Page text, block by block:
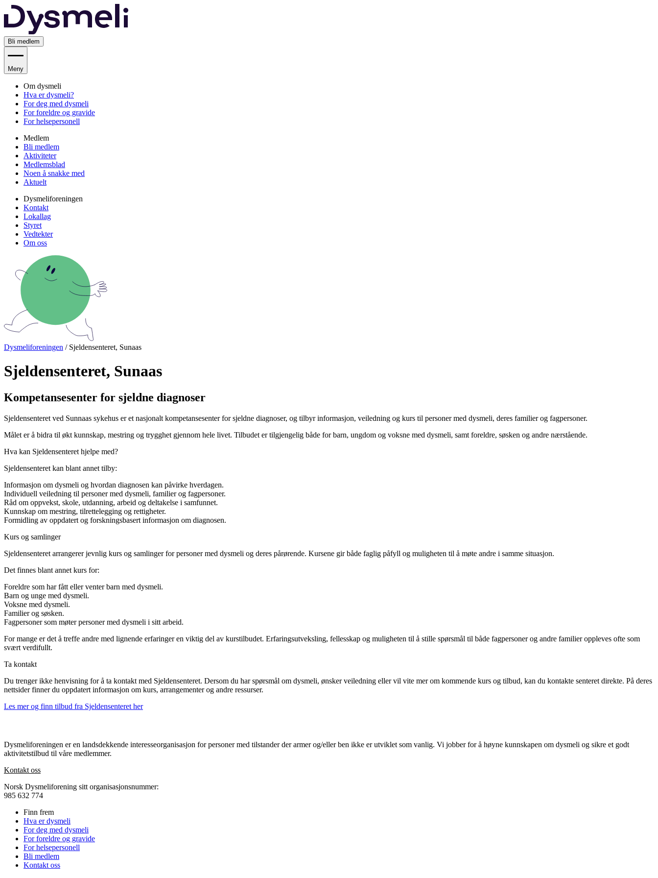
Bli medlem
Meny
Om dysmeli
Hva er dysmeli?
For deg med dysmeli
For foreldre og gravide
For helsepersonell
Medlem
Bli medlem
Aktiviteter
Medlemsblad
Noen å snakke med
Aktuelt
Dysmeliforeningen
Kontakt
Lokallag
Styret
Vedtekter
Om oss
Dysmeliforeningen / Sjeldensenteret, Sunaas
Sjeldensenteret, Sunaas
Kompetansesenter for sjeldne diagnoser
Sjeldensenteret ved Sunnaas sykehus er et nasjonalt kompetansesenter for sjeldne diagnoser, og tilbyr informasjon, veiledning og kurs til personer med dysmeli, deres familier og fagpersoner.
Målet er å bidra til økt kunnskap, mestring og trygghet gjennom hele livet. Tilbudet er tilgjengelig både for barn, ungdom og voksne med dysmeli, samt foreldre, søsken og andre nærstående.
Hva kan Sjeldensenteret hjelpe med?
Sjeldensenteret kan blant annet tilby:
Informasjon om dysmeli og hvordan diagnosen kan påvirke hverdagen.
Individuell veiledning til personer med dysmeli, familier og fagpersoner.
Råd om oppvekst, skole, utdanning, arbeid og deltakelse i samfunnet.
Kunnskap om mestring, tilrettelegging og rettigheter.
Formidling av oppdatert og forskningsbasert informasjon om diagnosen.
Kurs og samlinger
Sjeldensenteret arrangerer jevnlig kurs og samlinger for personer med dysmeli og deres pårørende. Kursene gir både faglig påfyll og muligheten til å møte andre i samme situasjon.
Det finnes blant annet kurs for:
Foreldre som har fått eller venter barn med dysmeli.
Barn og unge med dysmeli.
Voksne med dysmeli.
Familier og søsken.
Fagpersoner som møter personer med dysmeli i sitt arbeid.
For mange er det å treffe andre med lignende erfaringer en viktig del av kurstilbudet. Erfaringsutveksling, fellesskap og muligheten til å stille spørsmål til både fagpersoner og andre familier oppleves ofte som
svært verdifullt.
Ta kontakt
Du trenger ikke henvisning for å ta kontakt med Sjeldensenteret. Dersom du har spørsmål om dysmeli, ønsker veiledning eller vil vite mer om kommende kurs og tilbud, kan du kontakte senteret direkte. På deres
nettsider finner du oppdatert informasjon om kurs, arrangementer og andre ressurser.
Les mer og finn tilbud fra Sjeldensenteret her
Dysmeliforeningen er en landsdekkende interesseorganisasjon for personer med tilstander der armer og/eller ben ikke er utviklet som vanlig. Vi jobber for å høyne kunnskapen om dysmeli og sikre et godt
aktivitetstilbud til våre medlemmer.
Kontakt oss
Norsk Dysmeliforening sitt organisasjonsnummer:
985 632 774
Finn frem
Hva er dysmeli
For deg med dysmeli
For foreldre og gravide
For helsepersonell
Bli medlem
Kontakt oss